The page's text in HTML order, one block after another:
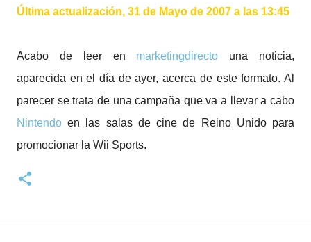
Última actualización, 31 de Mayo de 2007 a las 13:45
Acabo de leer en marketingdirecto una noticia,
aparecida en el día de ayer, acerca de este formato. Al
parecer se trata de una campaña que va a llevar a cabo
Nintendo en las salas de cine de Reino Unido para
promocionar la Wii Sports.